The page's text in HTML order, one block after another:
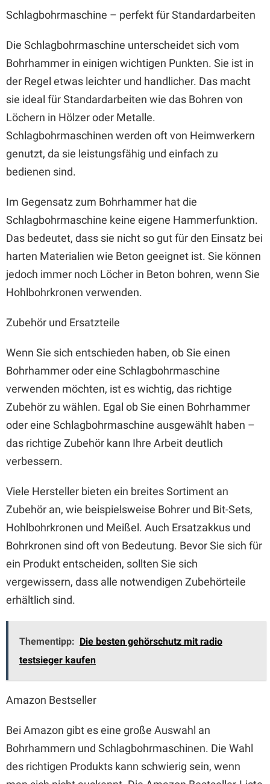
Schlagbohrmaschine – perfekt für Standardarbeiten
Die Schlagbohrmaschine unterscheidet sich vom
Bohrhammer in einigen wichtigen Punkten. Sie ist in
der Regel etwas leichter und handlicher. Das macht
sie ideal für Standardarbeiten wie das Bohren von
Löchern in Hölzer oder Metalle.
Schlagbohrmaschinen werden oft von Heimwerkern
genutzt, da sie leistungsfähig und einfach zu
bedienen sind.
Im Gegensatz zum Bohrhammer hat die
Schlagbohrmaschine keine eigene Hammerfunktion.
Das bedeutet, dass sie nicht so gut für den Einsatz bei
harten Materialien wie Beton geeignet ist. Sie können
jedoch immer noch Löcher in Beton bohren, wenn Sie
Hohlbohrkronen verwenden.
Zubehör und Ersatzteile
Wenn Sie sich entschieden haben, ob Sie einen
Bohrhammer oder eine Schlagbohrmaschine
verwenden möchten, ist es wichtig, das richtige
Zubehör zu wählen. Egal ob Sie einen Bohrhammer
oder eine Schlagbohrmaschine ausgewählt haben –
das richtige Zubehör kann Ihre Arbeit deutlich
verbessern.
Viele Hersteller bieten ein breites Sortiment an
Zubehör an, wie beispielsweise Bohrer und Bit-Sets,
Hohlbohrkronen und Meißel. Auch Ersatzakkus und
Bohrkronen sind oft von Bedeutung. Bevor Sie sich für
ein Produkt entscheiden, sollten Sie sich
vergewissern, dass alle notwendigen Zubehörteile
erhältlich sind.
Thementipp: Die besten gehörschutz mit radio
testsieger kaufen
Amazon Bestseller
Bei Amazon gibt es eine große Auswahl an
Bohrhammern und Schlagbohrmaschinen. Die Wahl
des richtigen Produkts kann schwierig sein, wenn